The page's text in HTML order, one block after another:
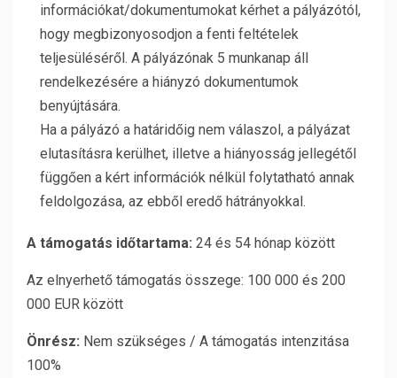
információkat/dokumentumokat kérhet a pályázótól,
hogy megbizonyosodjon a fenti feltételek
teljesüléséről. A pályázónak 5 munkanap áll
rendelkezésére a hiányzó dokumentumok
benyújtására.
Ha a pályázó a határidőig nem válaszol, a pályázat
elutasításra kerülhet, illetve a hiányosság jellegétől
függően a kért információk nélkül folytatható annak
feldolgozása, az ebből eredő hátrányokkal.
A támogatás időtartama: 24 és 54 hónap között
Az elnyerhető támogatás összege: 100 000 és 200
000 EUR között
Önrész: Nem szükséges / A támogatás intenzitása
100%